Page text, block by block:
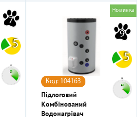
7
5
Новинка
9
5
Код: 104163
Підлоговий
Комбінований
Водонагрівач